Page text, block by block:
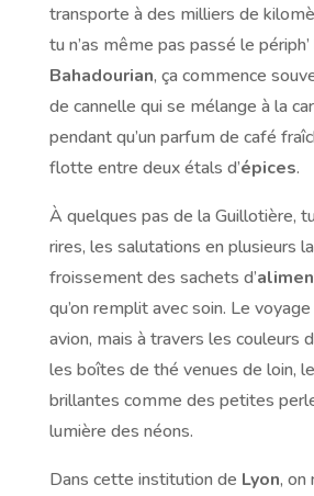
transporte à des milliers de
tu n’as même pas passé le
Bahadourian, ça commence
de cannelle qui se mélange à la
pendant qu’un parfum de café
flotte entre deux étals d’épices.
À quelques pas de la Guillotière,
rires, les salutations en plusieurs
froissement des sachets d’
qu’on remplit avec soin. Le
avion, mais à travers les couleurs
les boîtes de thé venues de loin,
brillantes comme des petites
lumière des néons.
Dans cette institution de Lyon, on